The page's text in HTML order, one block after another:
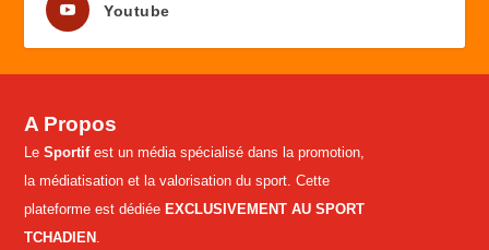
Youtube
A Propos
LeSportifest un média spécialisé dans la promotion,
la médiatisation et la valorisation du sport. Cette
plateforme est dédiéeEXCLUSIVEMENT AU SPORT
TCHADIEN